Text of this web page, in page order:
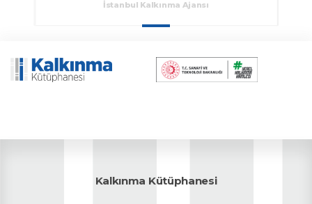
İstanbul Kalkınma Ajansı
Kalkınma Kütüphanesi